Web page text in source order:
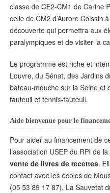
classe de CE2-CM1 de Carine
celle de CM2 d’Aurore Coissin
découverte qui permettra aux
paralympiques et de visiter la
Le programme est riche et
Louvre, du Sénat, des Jardins
bateau-mouche sur la Seine et
fauteuil et tennis-fauteuil.
Aide bienvenue pour le
Pour aider au financement de
l’association USEP du RPI de
vente de livres de recettes.
contact avec les écoles de
(05 53 89 17 87), La Sauvetat